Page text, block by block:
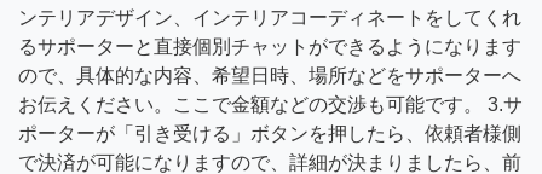
ンテリアデザイン、インテリアコーディネートをしてくれ
るサポーターと直接個別チャットができるようになります
ので、具体的な内容、希望日時、場所などをサポーターへ
お伝えください。ここで金額などの交渉も可能です。 3.サ
ポーターが「引き受ける」ボタンを押したら、依頼者様側
で決済が可能になりますので、詳細が決まりましたら、前